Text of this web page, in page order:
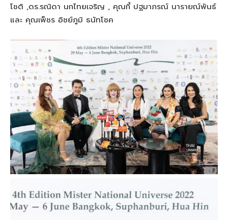
โชติ ,ดร.รณิดา นกไทยเจริญ , คุณกี้ ปฐมาภรณ์ นารายณ์พันธ์
และ คุณเพ็ชร อิชย์ภูมิ ธนัทโชค